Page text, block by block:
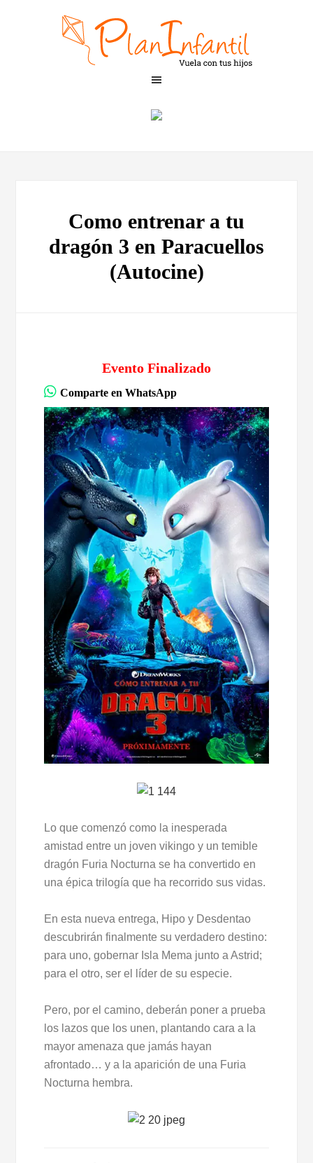
Como entrenar a tu
dragón 3 en Paracuellos
(Autocine)
Evento Finalizado
Comparte en WhatsApp
Lo que comenzó como la inesperada
amistad entre un joven vikingo y un temible
dragón Furia Nocturna se ha convertido en
una épica trilogía que ha recorrido sus vidas.
En esta nueva entrega, Hipo y Desdentao
descubrirán finalmente su verdadero destino:
para uno, gobernar Isla Mema junto a Astrid;
para el otro, ser el líder de su especie.
Pero, por el camino, deberán poner a prueba
los lazos que los unen, plantando cara a la
mayor amenaza que jamás hayan
afrontado… y a la aparición de una Furia
Nocturna hembra.